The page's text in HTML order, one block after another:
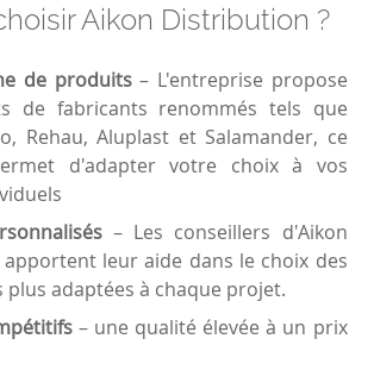
Aikon Distribution ?
de produits– L'entreprise propose
de fabricants renommés tels que
Rehau, Aluplast et Salamander, ce
d'adapter votre choix à vos
– Les conseillers d'Aikon
leur aide dans le choix des
plus adaptées à chaque projet.
– une qualité élevée à un prix